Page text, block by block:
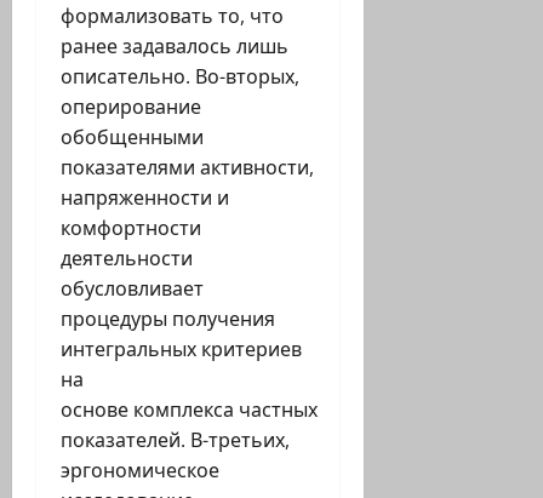
формализовать то, что
ранее задавалось лишь
описательно. Во-вторых,
оперирование
обобщенными
показателями активности,
напряженности и
комфортности
деятельности
обусловливает
процедуры получения
интегральных критериев
на
основе комплекса частных
показателей. В-третьих,
эргономическое